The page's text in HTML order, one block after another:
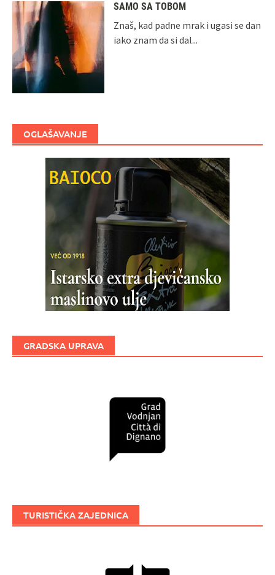
SAMO SA TOBOM
Znaš, kad padne mrak i ugasi se dan
iako znam da si dal...
OGLAŠAVANJE
GRADSKA UPRAVA
TURISTIČKA ZAJEDNICA